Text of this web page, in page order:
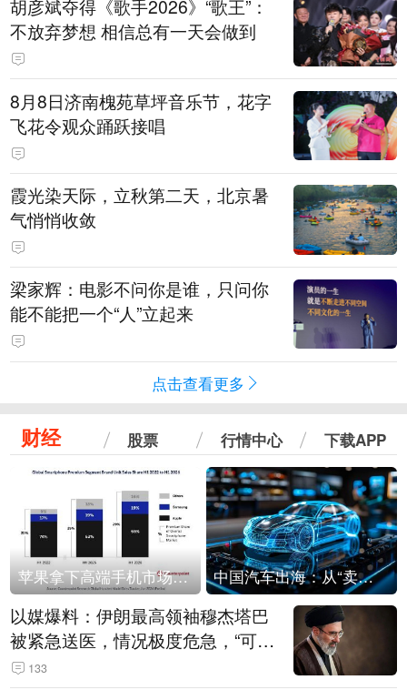
胡彦斌夺得《歌手2026》“歌王”：
不放弃梦想 相信总有一天会做到
8月8日济南槐苑草坪音乐节，花字
飞花令观众踊跃接唱
霞光染天际，立秋第二天，北京暑
气悄悄收敛
梁家辉：电影不问你是谁，只问你
能不能把一个“人”立起来
点击查看更多
财经 股票 行情中心 下载APP
苹果拿下高端手机市场65%的份额：iPhone 17系列功不可没 中国汽车出海：从“卖出去”到“走进去”
以媒爆料：伊朗最高领袖穆杰塔巴
被紧急送医，情况极度危急，“可能
随时会死去”
133